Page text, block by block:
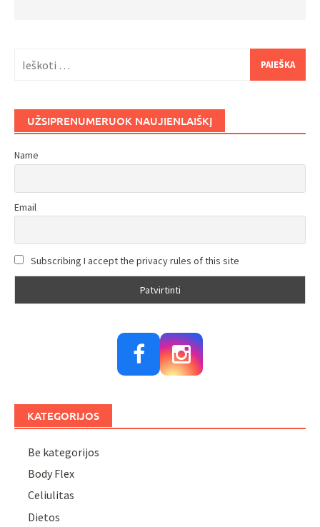
UŽSIPRENUMERUOK NAUJIENLAIŠKĮ
Name
Email
Subscribing I accept the privacy rules of this site
KATEGORIJOS
Be kategorijos
Body Flex
Celiulitas
Dietos